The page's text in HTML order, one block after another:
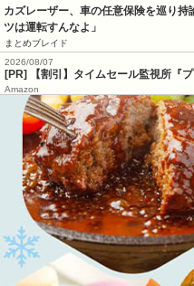
カズレーザー、車の任意保険を巡り
ツは運転すんなよ」
まとめブレイド
2026/08/07
[PR] 【割引】タイムセール監視所『プ
Amazon